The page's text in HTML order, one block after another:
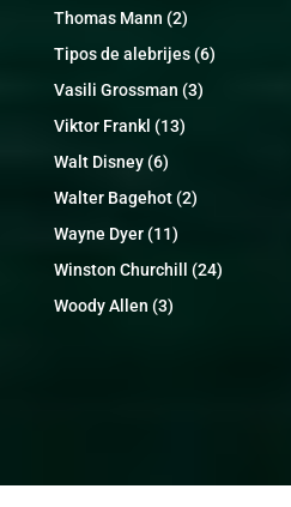
Thomas Mann (2)
Tipos de alebrijes(6)
Vasili Grossman (3)
Viktor Frankl (13)
Walt Disney(6)
Walter Bagehot(2)
Wayne Dyer(11)
Winston Churchill
(24)
Woody Allen (3)